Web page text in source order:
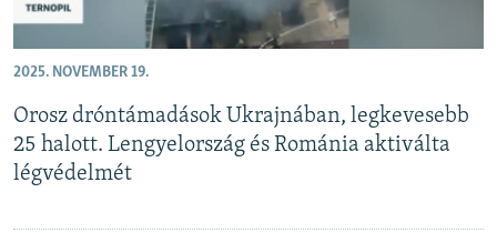
2025. NOVEMBER 19.
Orosz dróntámadások Ukrajnában, legkevesebb
25 halott. Lengyelország és Románia aktiválta
légvédelmét